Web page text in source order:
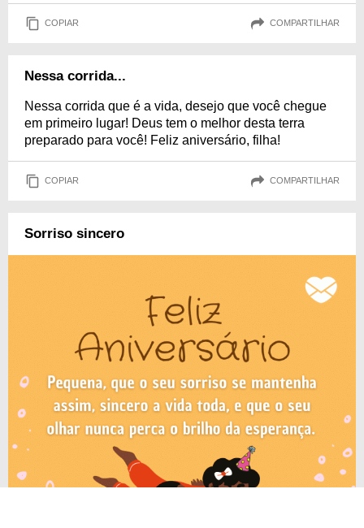
COPIAR COMPARTILHAR
Nessa corrida...
Nessa corrida que é a vida, desejo que você chegue
em primeiro lugar! Deus tem o melhor desta terra
preparado para você! Feliz aniversário, filha!
COPIAR COMPARTILHAR
Sorriso sincero